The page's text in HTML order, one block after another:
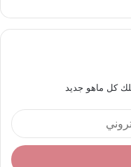
كل ماهو جديد